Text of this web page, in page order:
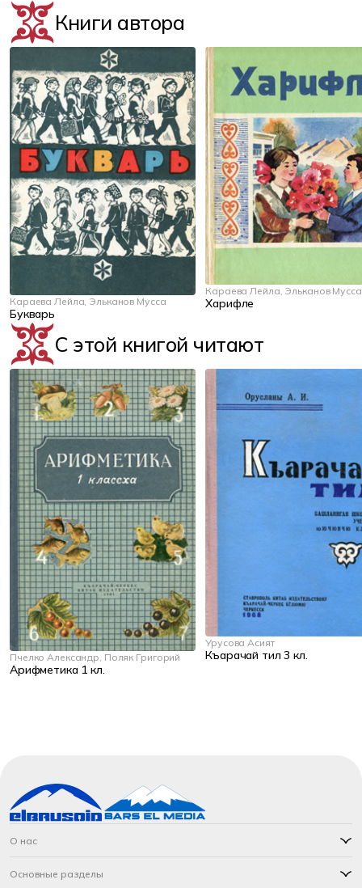
Книги автора
Караева Лейла, Эльканов Мусса
Букварь
Караева Лейла, Эльканов Мусса
Харифле
С этой книгой читают
Пчелко Александр, Поляк Григорий
Арифметика 1 кл.
Урусова Асият
Къарачай тил 3 кл.
О нас
Основные разделы